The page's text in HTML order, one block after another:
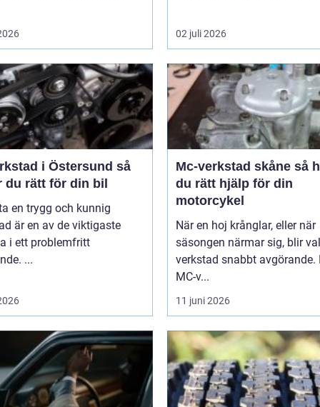
02 juli 2026
i Östersund så
du rätt för din bil
en trygg och kunnig
är en av de viktigaste
i ett problemfritt
...
Mc-verkstad skåne så hittar
du rätt hjälp för din
motorcykel
När en hoj krånglar, eller när
säsongen närmar sig, blir
verkstad snabbt avgörande.
MC-v...
11 juni 2026